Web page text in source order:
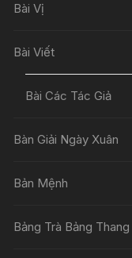
Bài Vị
Bài Viết
Bài Các Tác Giả
Bàn Giải Ngày Xuân
Bản Mệnh
Bảng Trà Bảng Thang